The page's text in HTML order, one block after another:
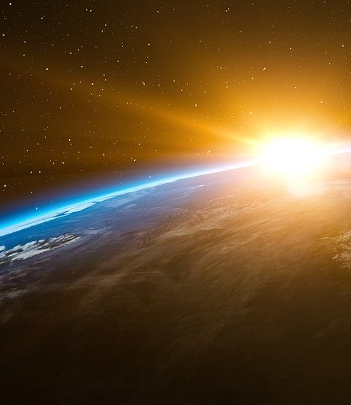
Récemment un groupe de randonneuses,
Pyrénées. Se trouvant dans la zone de
tuée, une autre commotionnée par la
trou minuscule créé par l’arc électrique.
instantanées de plusieurs dizaines de
entre les pieds d’un marcheur pris dans une
Des scientifiques polonais ont réalisé
permettant de calculer l’élévation du
en particulier le cas d’un coup de foudre
Les résultats obtenus sont assez
gradient de potentiel, c’est donc à proximité
de pas la plus élevée et que le danger est
métalliques reliés à la terre a pour effet de